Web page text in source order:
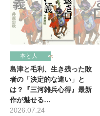
本と人
島津と毛利、生き残った敗
者の「決定的な違い」と
は？『三河雑兵心得』最新
作が魅せる…
2026.07.24